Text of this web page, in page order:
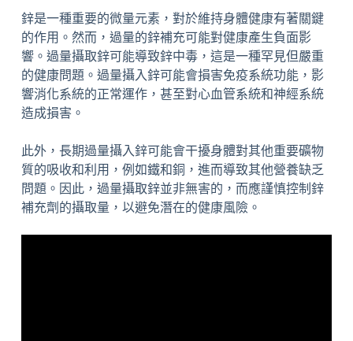
鋅是一種重要的微量元素，對於維持身體健康有著關鍵
的作用。然而，過量的鋅補充可能對健康產生負面影
響。過量攝取鋅可能導致鋅中毒，這是一種罕見但嚴重
的健康問題。過量攝入鋅可能會損害免疫系統功能，影
響消化系統的正常運作，甚至對心血管系統和神經系統
造成損害。
此外，長期過量攝入鋅可能會干擾身體對其他重要礦物
質的吸收和利用，例如鐵和銅，進而導致其他營養缺乏
問題。因此，過量攝取鋅並非無害的，而應謹慎控制鋅
補充劑的攝取量，以避免潛在的健康風險。